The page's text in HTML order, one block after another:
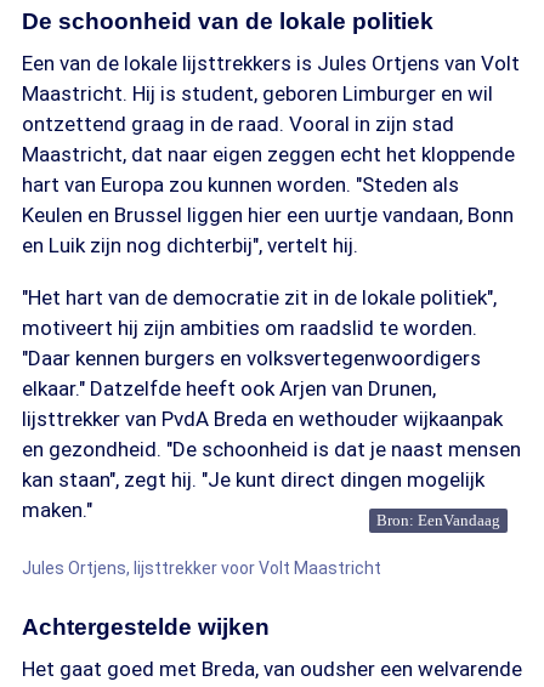
De schoonheid van de lokale politiek
Een van de lokale lijsttrekkers is Jules Ortjens van Volt
Maastricht. Hij is student, geboren Limburger en wil
ontzettend graag in de raad. Vooral in zijn stad
Maastricht, dat naar eigen zeggen echt het kloppende
hart van Europa zou kunnen worden. "Steden als
Keulen en Brussel liggen hier een uurtje vandaan, Bonn
en Luik zijn nog dichterbij", vertelt hij.
"Het hart van de democratie zit in de lokale politiek",
motiveert hij zijn ambities om raadslid te worden.
"Daar kennen burgers en volksvertegenwoordigers
elkaar." Datzelfde heeft ook Arjen van Drunen,
lijsttrekker van PvdA Breda en wethouder wijkaanpak
en gezondheid. "De schoonheid is dat je naast mensen
kan staan", zegt hij. "Je kunt direct dingen mogelijk
maken."
Bron: EenVandaag
Jules Ortjens, lijsttrekker voor Volt Maastricht
Achtergestelde wijken
Het gaat goed met Breda, van oudsher een welvarende